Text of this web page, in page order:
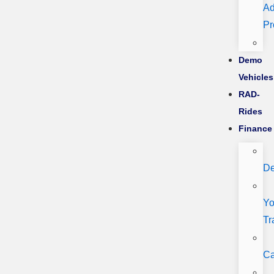
Demo
Vehicles
RAD-
Rides
Finance